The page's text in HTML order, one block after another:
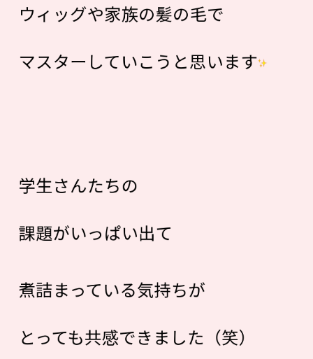
ウィッグや家族の髪の毛で
マスターしていこうと思います
学生さんたちの
課題がいっぱい出て
煮詰まっている気持ちが
とっても共感できました（笑）